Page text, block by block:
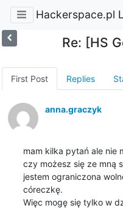
Hackerspace.pl
Re: [HS
First Post Replies
anna.graczyk
mam kilka pytań ale nie
czy możesz się ze mną
jestem ograniczona
córeczkę.
Więc mogę się tylko w